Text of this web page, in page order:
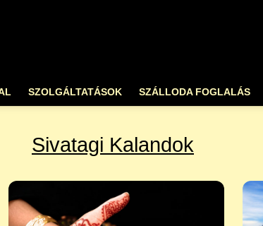
SZOLGÁLTATÁSOK SZÁLLODA FOGLALÁS
Sivatagi Kalandok